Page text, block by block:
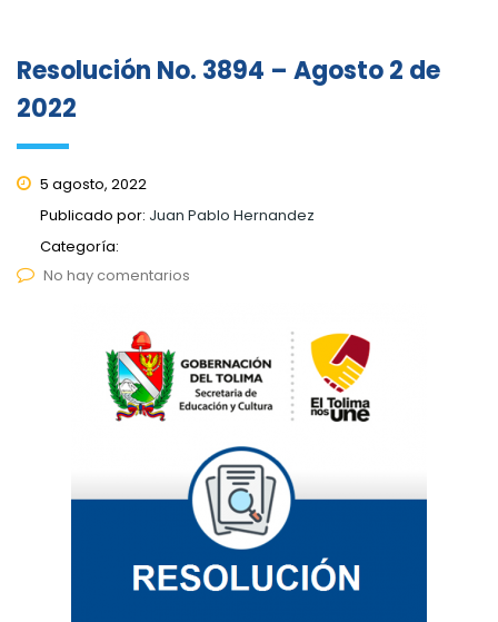
Resolución No. 3894 – Agosto 2 de
2022
5 agosto, 2022
Publicado por: Juan Pablo Hernandez
Categoría:
No hay comentarios